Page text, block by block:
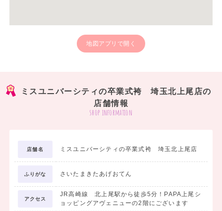
地図アプリで開く
ミスユニバーシティの卒業式袴 埼玉北上尾店の
店舗情報
shop information
店舗名 ミスユニバーシティの卒業式袴 埼玉北上尾店
ふりがな さいたまきたあげおてん
アクセス
JR高崎線 北上尾駅から徒歩5分！PAPA上尾シ
ョッピングアヴェニューの2階にございます